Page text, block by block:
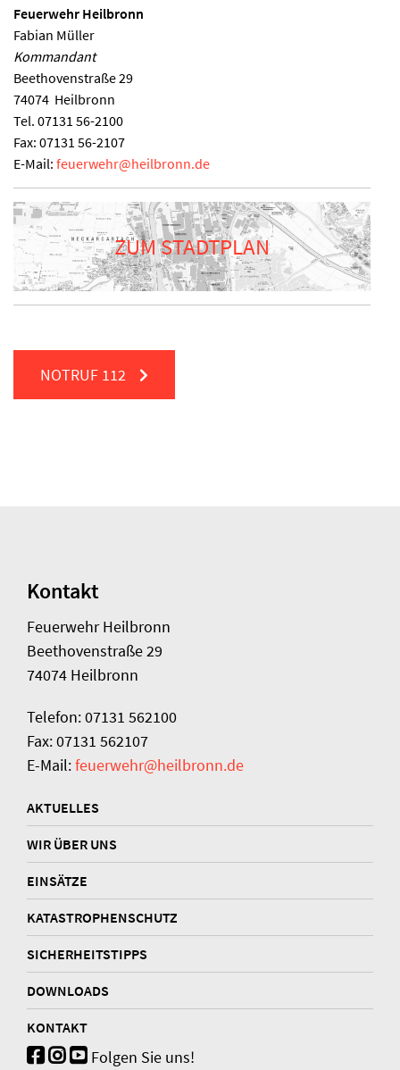
Feuerwehr Heilbronn
Fabian Müller
Kommandant
Beethovenstraße 29
74074 Heilbronn
Tel. 07131 56-2100
Fax: 07131 56-2107
E-Mail: feuerwehr@heilbronn.de
ZUM STADTPLAN
NOTRUF 112
Kontakt
Feuerwehr Heilbronn
Beethovenstraße 29
74074 Heilbronn
Telefon: 07131 562100
Fax: 07131 562107
E-Mail:feuerwehr@heilbronn.de
AKTUELLES
WIR ÜBER UNS
EINSÄTZE
KATASTROPHENSCHUTZ
SICHERHEITSTIPPS
DOWNLOADS
KONTAKT
Folgen Sie uns!